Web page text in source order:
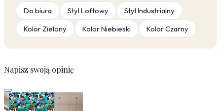
Do biura Styl Loftowy
Styl Industrialny
Kolor Zielony
Kolor Niebieski Kolor Czarny
Napisz swoją opinię